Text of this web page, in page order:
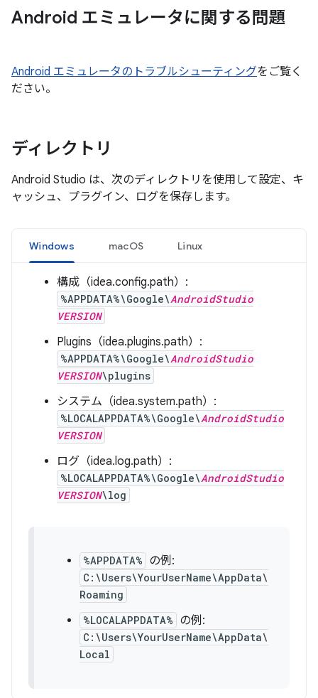
Android エミュレータに関する問題
Android エミュレータのトラブルシューティングをご覧く
ださい。
ディレクトリ
Android Studio は、次のディレクトリを使用して設定、キ
ャッシュ、プラグイン、ログを保存します。
Windows macOS Linux
構成（idea.config.path）:
%APPDATA%\Google\AndroidStudio
VERSION
Plugins（idea.plugins.path）:
%APPDATA%\Google\AndroidStudio
VERSION\plugins
システム（idea.system.path）:
%LOCALAPPDATA%\Google\AndroidStudio
VERSION
ログ（idea.log.path）:
%LOCALAPPDATA%\Google\AndroidStudio
VERSION\log
%APPDATA% の例:
C:\Users\YourUserName\AppData\
Roaming
%LOCALAPPDATA% の例:
C:\Users\YourUserName\AppData\
Local